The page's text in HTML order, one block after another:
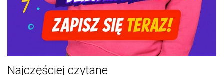
Najczęściej czytane